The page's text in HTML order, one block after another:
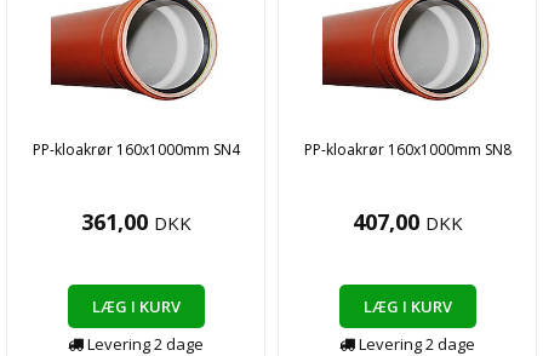
PP-kloakrør 160x1000mm SN4
361,00 DKK
LÆG I KURV
Levering2dage
PP-kloakrør 160x1000mm SN8
407,00 DKK
LÆG I KURV
Levering2dage